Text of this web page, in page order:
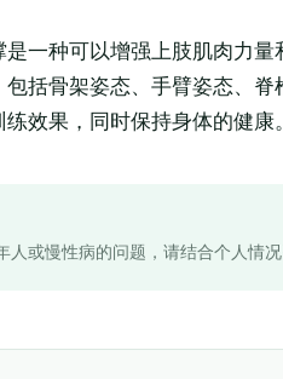
一种可以增强上肢肌肉力
括骨架姿态、手臂姿态、脊
效果，同时保持身体的健康。
或慢性病的问题，请结合个人情况